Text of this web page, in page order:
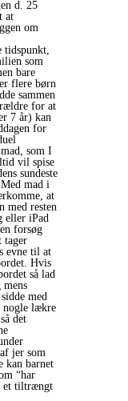
d. 25
at
om
tidspunkt,
som
bare
flere børn
sammen
for at
7 år) kan
for
som I
vil spise
sundeste
mad i
at
med resten
eller iPad
forsøg
tager
evne til at
Hvis
så lad
mens
med
nogle lækre
det
jer som
kan barnet
“har
et tiltrængt